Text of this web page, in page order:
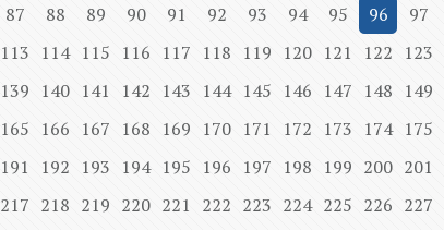
87 88 89 90 91 92 93 94 95 96 97
113 114 115 116 117 118 119 120 121 122 123
139 140 141 142 143 144 145 146 147 148 149
165 166 167 168 169 170 171 172 173 174 175
191 192 193 194 195 196 197 198 199 200 201
217 218 219 220 221 222 223 224 225 226 227